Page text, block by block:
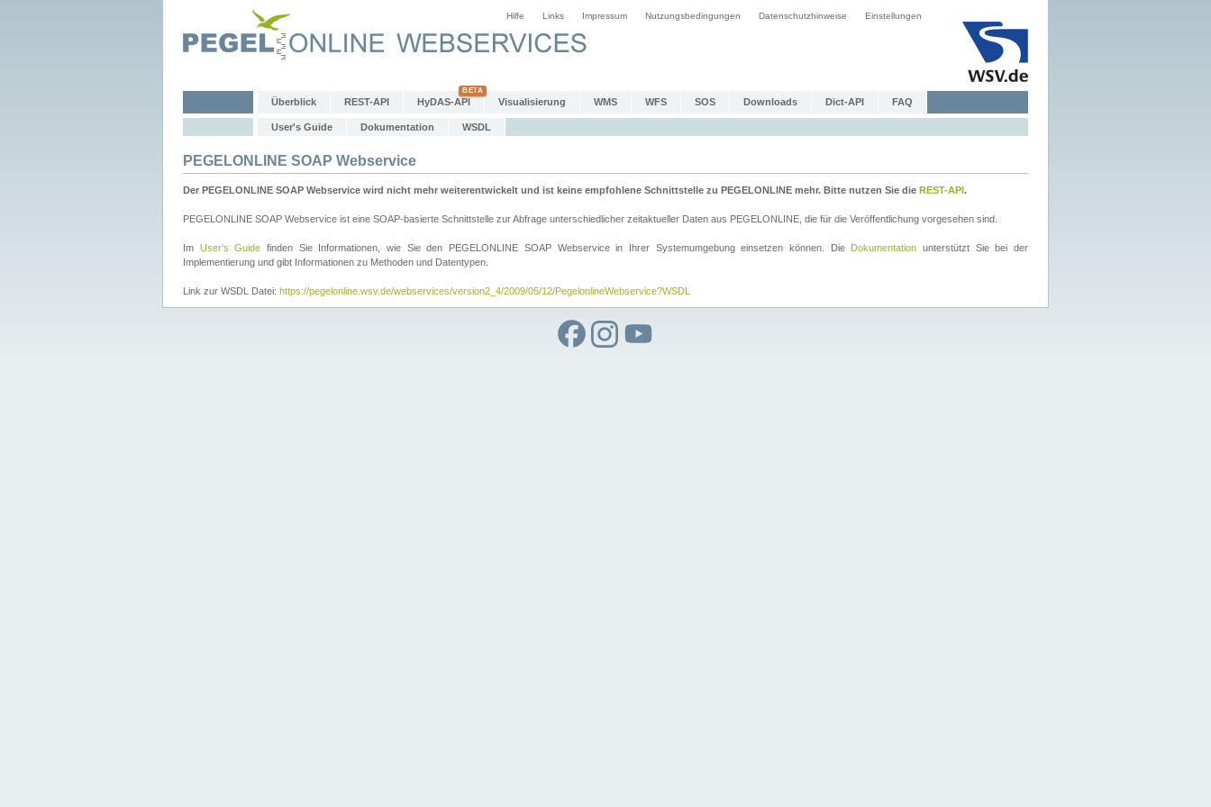
Hilfe Links Impressum Nutzungsbedingungen Datenschutzhinweise Einstellungen
Überblick REST-API HyDAS-API Visualisierung WMS WFS SOS Downloads Dict-API FAQ
User's Guide Dokumentation WSDL
PEGELONLINE SOAP Webservice
Der PEGELONLINE SOAP Webservice wird nicht mehr weiterentwickelt und ist keine empfohlene Schnittstelle zu PEGELONLINE mehr. Bitte nutzen Sie die REST-API.
PEGELONLINE SOAP Webservice ist eine SOAP-basierte Schnittstelle zur Abfrage unterschiedlicher zeitaktueller Daten aus PEGELONLINE, die für die Veröffentlichung vorgesehen sind.
Im User's Guide finden Sie Informationen, wie Sie den PEGELONLINE SOAP Webservice in Ihrer Systemumgebung einsetzen können. Die Dokumentation unterstützt Sie bei der
Implementierung und gibt Informationen zu Methoden und Datentypen.
Link zur WSDL Datei: https://pegelonline.wsv.de/webservices/version2_4/2009/05/12/PegelonlineWebservice?WSDL